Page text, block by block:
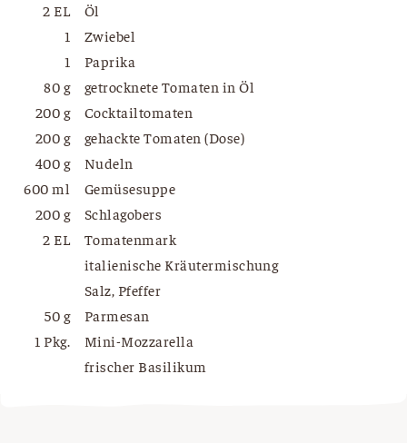
2 EL
Öl
1
Zwiebel
1
Paprika
80 g
getrocknete Tomaten in Öl
200 g
Cocktailtomaten
200 g
gehackte Tomaten (Dose)
400 g
Nudeln
600 ml
Gemüsesuppe
200 g
Schlagobers
2 EL
Tomatenmark
italienische Kräutermischung
Salz, Pfeffer
50 g
Parmesan
1 Pkg.
Mini-Mozzarella
frischer Basilikum